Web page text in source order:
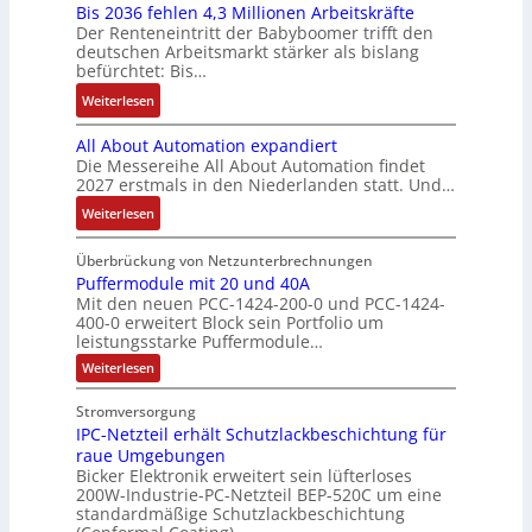
l
u
n
g
e
M
o
m
e
n
t
a
u
f
n
a
h
m
e
,
g
p
r
ä
g
t
u
c
C
N
C
-
S
y
s
t
e
m
e
ä
f
t
s
f
h
r
e
r
u
m
V
o
r
s
a
n
d
d
e
:
Q
2
-
E
r
g
e
b
n
i
s
s
e
b
e
s
ä
t
i
g
e
i
e
b
s
-
u
n
d
M
a
r
k
e
t
i
n
g
e
i
t
e
r
I
b
r
a
u
c
h
t
S
t
r
u
k
t
u
r
Bis 2036 fehlen 4,3 Millionen Arbeitskräfte
Der Renteneintritt der Babyboomer trifft den
deutschen Arbeitsmarkt stärker als bislang
befürchtet: Bis…
Weiterlesen:
B
i
s
2
0
3
6
f
e
h
l
e
n
4
,
3
M
i
l
All About Automation expandiert
Die Messereihe All About Automation findet
2027 erstmals in den Niederlanden statt. Und…
Weiterlesen:
A
l
l
A
b
o
u
t
A
u
t
o
m
a
Überbrückung von Netzunterbrechnungen
Puffermodule mit 20 und 40A
Mit den neuen PCC-1424-200-0 und PCC-1424-
400-0 erweitert Block sein Portfolio um
leistungsstarke Puffermodule…
Weiterlesen:
P
f
f
e
r
m
o
d
Stromversorgung
IPC-Netzteil erhält Schutzlackbeschichtung für
raue Umgebungen
Bicker Elektronik erweitert sein lüfterloses
200W-Industrie-PC-Netzteil BEP-520C um eine
standardmäßige Schutzlackbeschichtung